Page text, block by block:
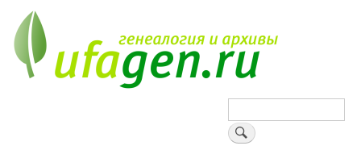
основному
содержанию
Поиск